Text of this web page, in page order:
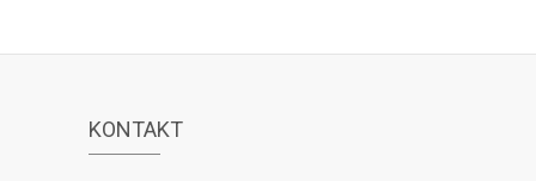
KONTAKT